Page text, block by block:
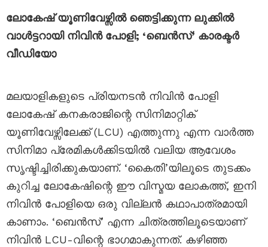
ലോകേഷ് യൂണിവേഴ്സിൽ ഞെട്ടിക്കുന്ന ലുക്കിൽ
വാൾട്ടറായി നിവിൻ പോളി; ‘ബെൻസ്’ കാരക്ടർ
വീഡിയോ
മലയാളികളുടെ പ്രിയനടൻ നിവിൻ പോളി
ലോകേഷ് കനകരാജിന്റെ സിനിമാറ്റിക്
യൂണിവേഴ്സിലേക്ക് (LCU) എത്തുന്നു എന്ന വാർത്ത
സിനിമാ പ്രേമികൾക്കിടയിൽ വലിയ ആവേശം
സൃഷ്ടിച്ചിരിക്കുകയാണ്. ‘കൈതി’യിലൂടെ തുടക്കം
കുറിച്ച ലോകേഷിന്റെ ഈ വിസ്മയ ലോകത്ത്, ഇനി
നിവിൻ പോളിയെ ഒരു വില്ലൻ കഥാപാത്രമായി
കാണാം. ‘ബെൻസ്’ എന്ന ചിത്രത്തിലൂടെയാണ്
നിവിൻ LCU-വിന്റെ ഭാഗമാകുന്നത്. കഴിഞ്ഞ